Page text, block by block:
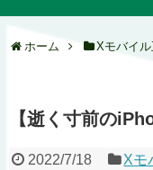
ホーム Xモバイ
【逝く寸前の
2022/7/18 Xモ